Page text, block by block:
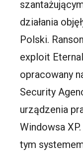
działania
Polski.
exploit
opracowany
Security
urządzenia
Windowsa
tym